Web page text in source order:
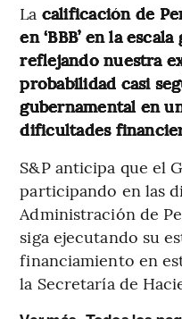
La calificación de
en ‘BBB’ en la
reflejando nuestra
probabilidad casi
gubernamental en
dificultades
S&P anticipa que el
participando en las
Administración de
siga ejecutando su
financiamiento en
la Secretaría de